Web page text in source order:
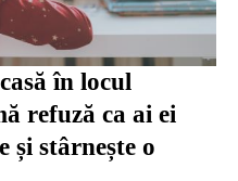
în locul
refuză ca ai ei
și stârnește o